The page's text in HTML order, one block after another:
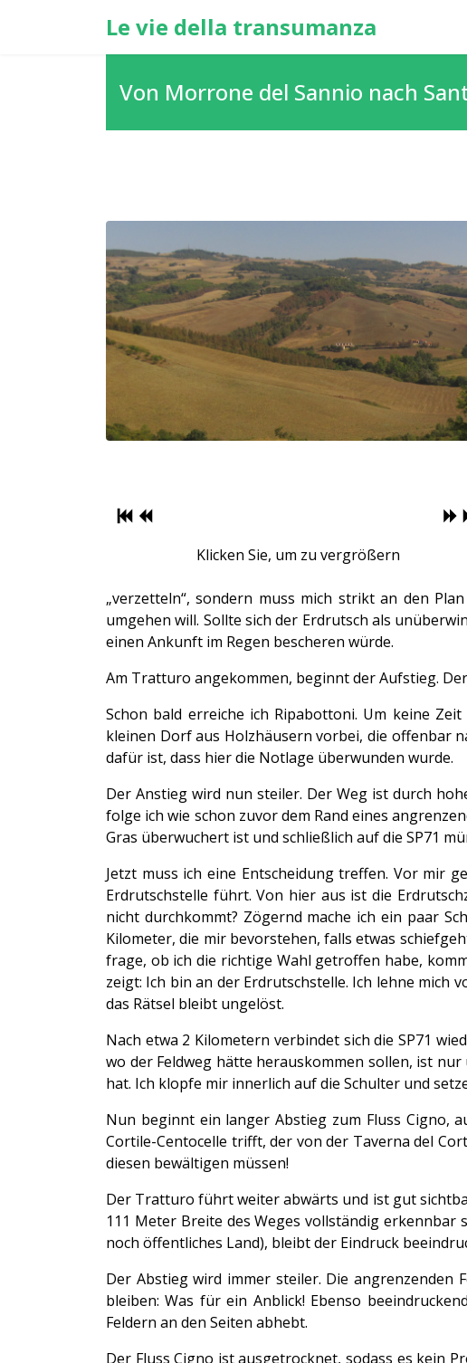
Le vie della transumanza
Von Morrone del Sannio nach
Klicken Sie, um zu vergrößern
„verzetteln“, sondern muss mich strikt an den
umgehen will. Sollte sich der Erdrutsch als
einen Ankunft im Regen bescheren würde.
Am Tratturo angekommen, beginnt der Aufstieg.
Schon bald erreiche ich Ripabottoni. Um keine
kleinen Dorf aus Holzhäusern vorbei, die offenbar
dafür ist, dass hier die Notlage überwunden wurde.
Der Anstieg wird nun steiler. Der Weg ist durch
folge ich wie schon zuvor dem Rand eines
Gras überwuchert ist und schließlich auf die SP71
Jetzt muss ich eine Entscheidung treffen. Vor mir
Erdrutschstelle führt. Von hier aus ist die
nicht durchkommt? Zögernd mache ich ein paar
Kilometer, die mir bevorstehen, falls etwas
frage, ob ich die richtige Wahl getroffen habe,
zeigt: Ich bin an der Erdrutschstelle. Ich lehne mich
das Rätsel bleibt ungelöst.
Nach etwa 2 Kilometern verbindet sich die SP71
wo der Feldweg hätte herauskommen sollen, ist
hat. Ich klopfe mir innerlich auf die Schulter und
Nun beginnt ein langer Abstieg zum Fluss Cigno,
Cortile-Centocelle trifft, der von der Taverna del
diesen bewältigen müssen!
Der Tratturo führt weiter abwärts und ist gut
111 Meter Breite des Weges vollständig erkennbar
noch öffentliches Land), bleibt der Eindruck
Der Abstieg wird immer steiler. Die
bleiben: Was für ein Anblick! Ebenso
Feldern an den Seiten abhebt.
Der Fluss Cigno ist ausgetrocknet, sodass es kein